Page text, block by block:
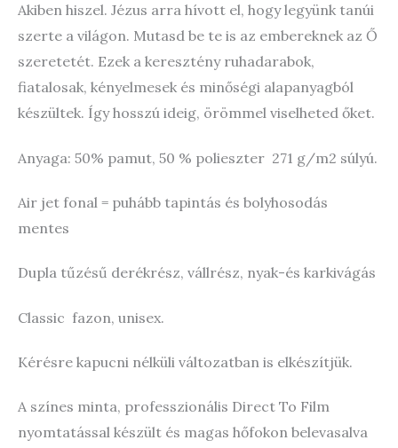
Akiben hiszel. Jézus arra hívott el, hogy legyünk tanúi
szerte a világon. Mutasd be te is az embereknek az Ő
szeretetét. Ezek a keresztény ruhadarabok,
fiatalosak, kényelmesek és minőségi alapanyagból
készültek. Így hosszú ideig, örömmel viselheted őket.
Anyaga: 50% pamut, 50 % polieszter 271 g/m2 súlyú.
Air jet fonal = puhább tapintás és bolyhosodás
mentes
Dupla tűzésű derékrész, vállrész, nyak-és karkivágás
Classic fazon, unisex.
Kérésre kapucni nélküli változatban is elkészítjük.
A színes minta, professzionális Direct To Film
nyomtatással készült és magas hőfokon belevasalva